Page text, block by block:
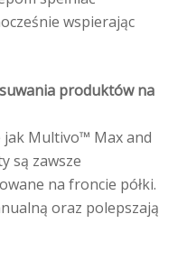
wspierając
produktów na
jak Multivo™ Max and
są zawsze
na froncie półki.
oraz polepszają